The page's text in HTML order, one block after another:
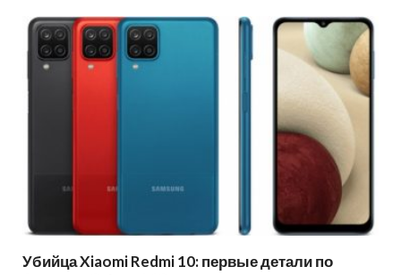
Убийца Xiaomi Redmi 10: первые детали по